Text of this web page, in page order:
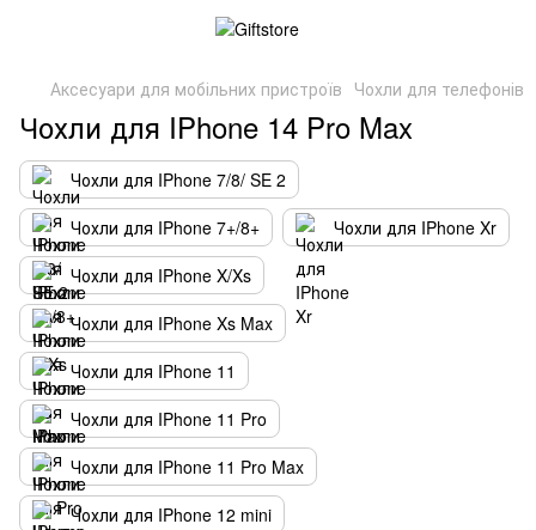
Аксесуари для мобільних пристроїв Чохли для телефонів
Чохли для IPhone 14 Pro Max
Чохли для IPhone 7/8/ SE 2
Чохли для IPhone 7+/8+
Чохли для IPhone Xr
Чохли для IPhone X/Xs
Чохли для IPhone Xs Max
Чохли для IPhone 11
Чохли для IPhone 11 Pro
Чохли для IPhone 11 Pro Max
Чохли для IPhone 12 mini